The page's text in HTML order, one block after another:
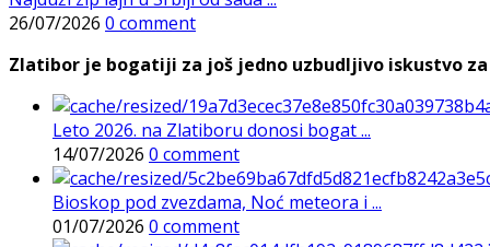
26/07/2026 0 comment
Zlatibor je bogatiji za još jedno uzbudljivo iskustvo
Leto 2026. na Zlatiboru donosi bogat ...
14/07/2026 0 comment
Bioskop pod zvezdama, Noć meteora i ...
01/07/2026 0 comment